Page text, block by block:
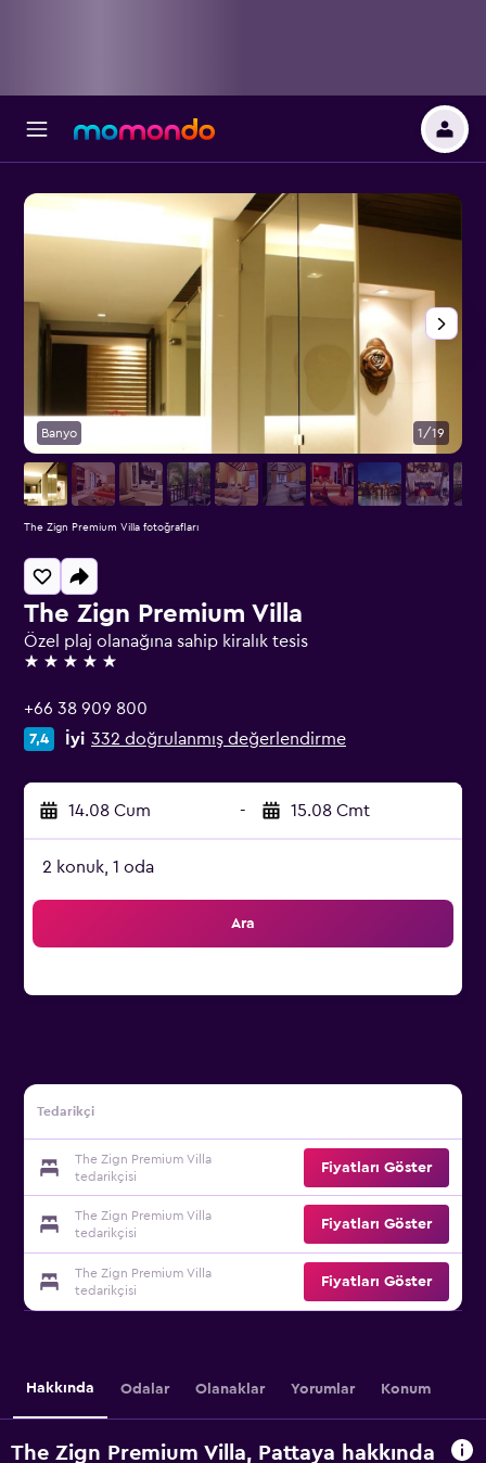
The Zign Premium Villa
Özel plaj olanağına sahip kiralık tesis
5 yıldız
+66 38 909 800
7,4 İyi 332 doğrulanmış değerlendirme
14.08 Cum - 15.08 Cmt
2 konuk, 1 oda
Ara
Tedarikçi
The Zign Premium Villa
tedarikçisi
Fiyatları Göster
The Zign Premium Villa
tedarikçisi
Fiyatları Göster
The Zign Premium Villa
tedarikçisi
Fiyatları Göster
Banyo 1/19
The Zign Premium Villa fotoğrafları
Hakkında Odalar Olanaklar Yorumlar Konum
The Zign Premium Villa, Pattaya hakkında